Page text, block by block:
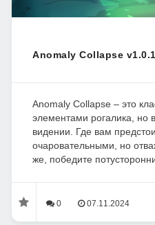
Anomaly Collapse
Anomaly Collapse – это
элементами рогалика, но
видении. Где вам
очаровательными, но
же, победите
0 07.11.2024